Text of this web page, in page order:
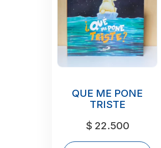
QUE ME PONE
TRISTE
$ 22.500